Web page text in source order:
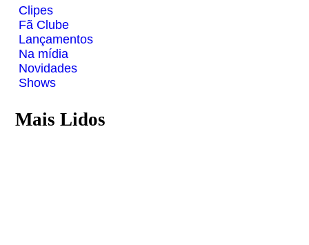
Clipes
Fã Clube
Lançamentos
Na mídia
Novidades
Shows
Mais Lidos